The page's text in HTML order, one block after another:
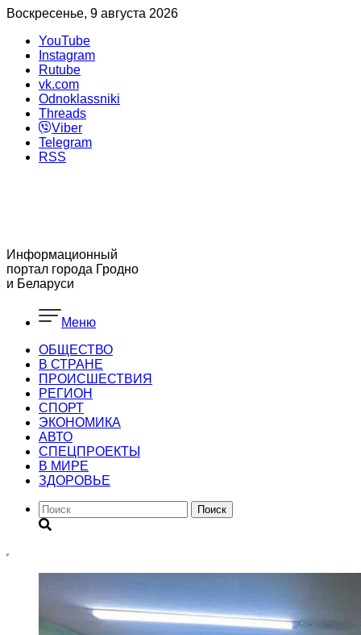
Воскресенье, 9 августа 2026
YouTube
Instagram
Rutube
vk.com
Odnoklassniki
Threads
Viber
Telegram
RSS
Информационный
портал города Гродно
и Беларуси
Меню
ОБЩЕСТВО
В СТРАНЕ
ПРОИСШЕСТВИЯ
РЕГИОН
CПОРТ
ЭКОНОМИКА
АВТО
СПЕЦПРОЕКТЫ
В МИРЕ
ЗДОРОВЬЕ
Поиск